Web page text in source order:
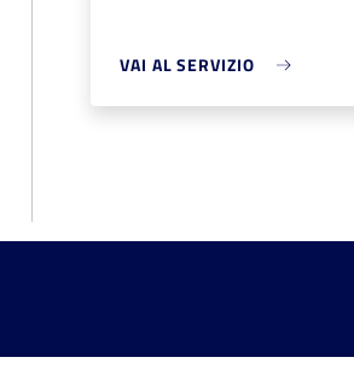
VAI AL SERVIZIO